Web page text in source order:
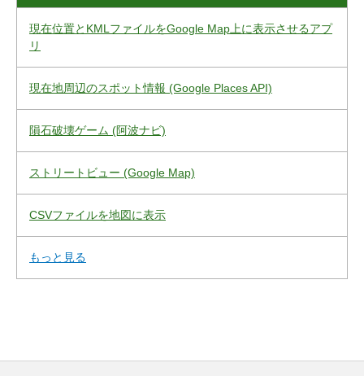
現在位置とKMLファイルをGoogle Map上に表示させるアプ
リ
現在地周辺のスポット情報 (Google Places API)
隕石破壊ゲーム (阿波ナビ)
ストリートビュー (Google Map)
CSVファイルを地図に表示
もっと見る